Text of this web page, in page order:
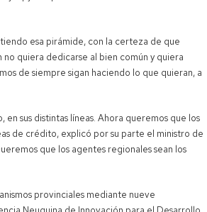
esa pirámide, con la certeza de que
no quiera dedicarse al bien común y quiera
de siempre sigan haciendo lo que quieran, a
sus distintas líneas. Ahora queremos que los
de crédito, explicó por su parte el ministro de
que los agentes regionales sean los
provinciales mediante nueve